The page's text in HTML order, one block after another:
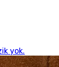
yok.